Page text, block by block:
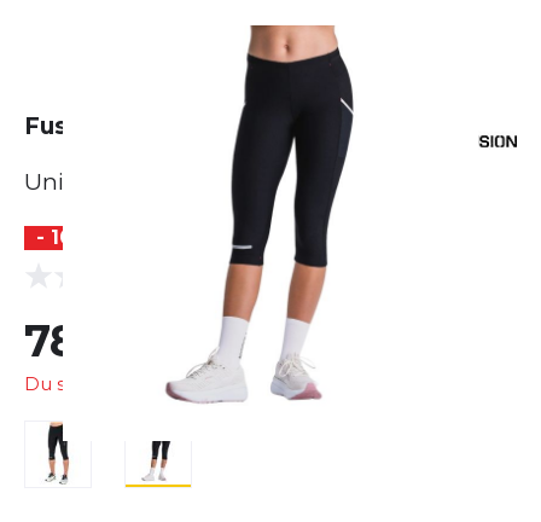
Fusion C3 3/4 Tights
Unisex
- 10 %
(0 Bewertungen)
78,30 € 87,00 €
Du sparst 8,70 €